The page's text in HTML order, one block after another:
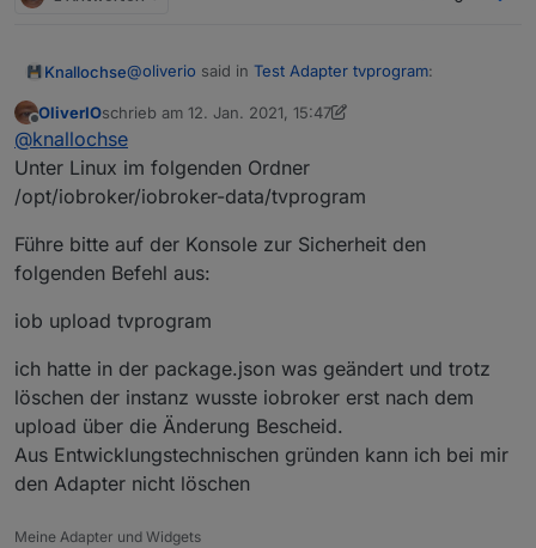
Knallochse@oliverio said in Test Adapter tvprogram:
Ich habe den config-Datenpunkt eingegeben .
Wo wird denn jetzt die Datenbank abgelegt, so
dass ich Prüfen kann, ob diese befüllt wird.
Offline
OliverIOschrieb am 12. Jan. 2021, 15:47
zuletzt editiert von OliverIO1. Dez. 2021, 16:48
@knallochse
Unter Linux im folgenden Ordner
/opt/iobroker/iobroker-data/tvprogram
Führe bitte auf der Konsole zur Sicherheit den
folgenden Befehl aus:
iob upload tvprogram
ich hatte in der package.json was geändert und trotz
löschen der instanz wusste iobroker erst nach dem
upload über die Änderung Bescheid.
Aus Entwicklungstechnischen gründen kann ich bei mir
den Adapter nicht löschen
Meine Adapter und Widgets